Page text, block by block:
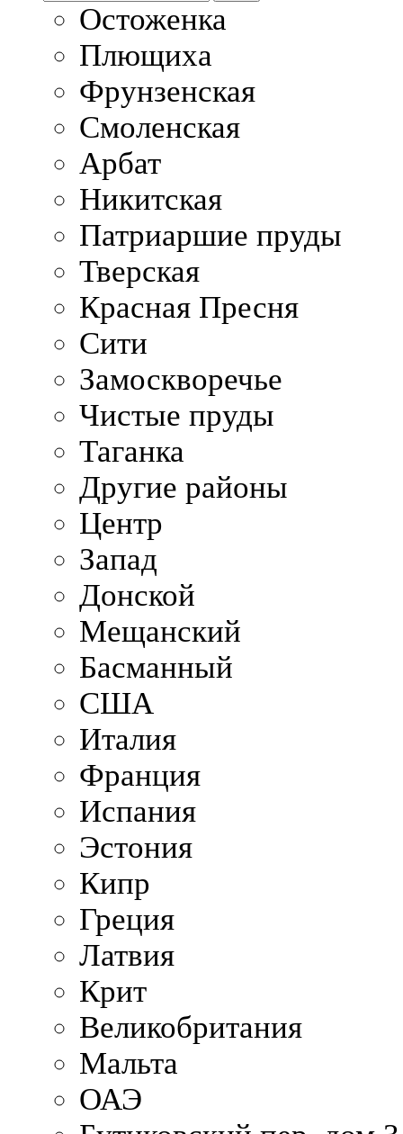
Остоженка
Плющиха
Фрунзенская
Смоленская
Арбат
Никитская
Патриаршие пруды
Тверская
Красная Пресня
Сити
Замоскворечье
Чистые пруды
Таганка
Другие районы
Центр
Запад
Донской
Мещанский
Басманный
США
Италия
Франция
Испания
Эстония
Кипр
Греция
Латвия
Крит
Великобритания
Мальта
ОАЭ